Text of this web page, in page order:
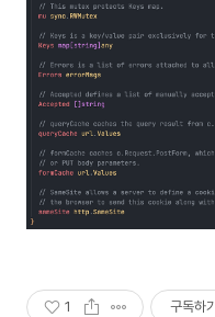
1 구독하기